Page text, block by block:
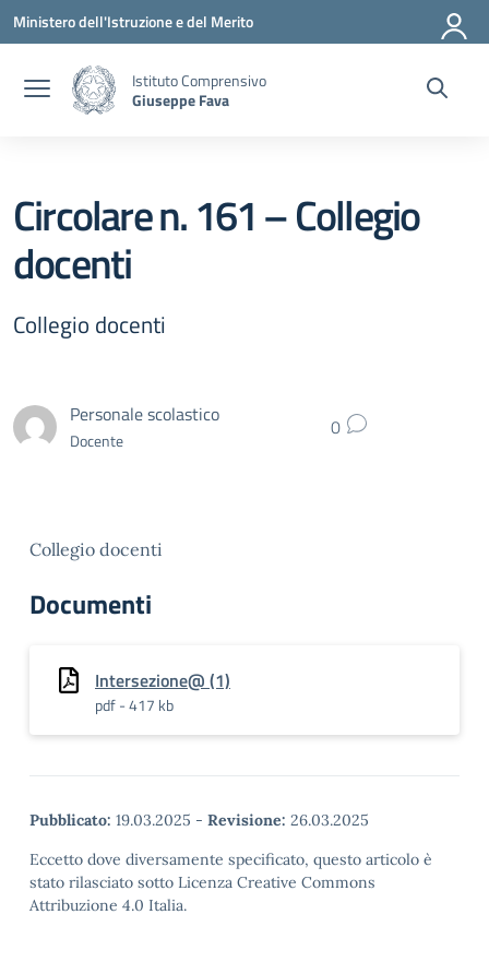
Vai ai contenuti
Vai al menu di navigazione
Vai al footer
Ministero dell'Istruzione e del Merito
Istituto Comprensivo
Giuseppe Fava
Circolare n. 161 – Collegio
docenti
Collegio docenti
Personale scolastico
Docente 0
Collegio docenti
Documenti
Intersezione@ (1)
pdf - 417 kb
Pubblicato: 19.03.2025 - Revisione: 26.03.2025
Eccetto dove diversamente specificato, questo articolo è
stato rilasciato sotto Licenza Creative Commons
Attribuzione 4.0 Italia.